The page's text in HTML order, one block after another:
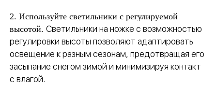
2. Используйте светильники с регулируемой
высотой. Светильники на ножке с возможностью
регулировки высоты позволяют адаптировать
освещение к разным сезонам, предотвращая его
засыпание снегом зимой и минимизируя контакт
с влагой.